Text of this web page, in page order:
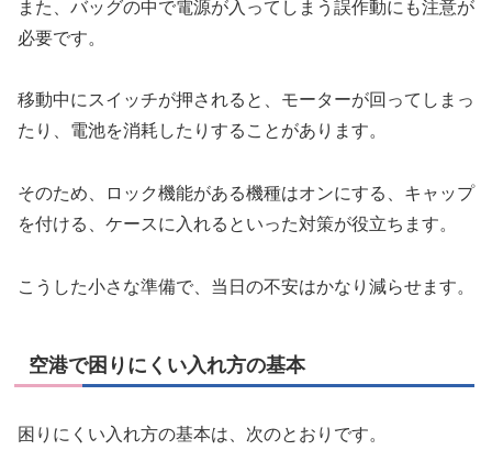
また、バッグの中で電源が入ってしまう誤作動にも注意が
必要です。
移動中にスイッチが押されると、モーターが回ってしまっ
たり、電池を消耗したりすることがあります。
そのため、ロック機能がある機種はオンにする、キャップ
を付ける、ケースに入れるといった対策が役立ちます。
こうした小さな準備で、当日の不安はかなり減らせます。
空港で困りにくい入れ方の基本
困りにくい入れ方の基本は、次のとおりです。